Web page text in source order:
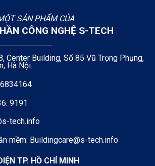
SẢN PHẨM CỦA
CÔNG NGHỆ S-TECH
Center Building, Số 85 Vũ Trọng Phụng,
Hà Nội.
9191
tech.info
mềm: Buildingcare@s-tech.info
TP. HỒ CHÍ MINH